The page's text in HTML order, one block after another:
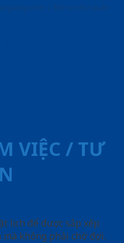
| Đơn vị chủ quản
VIỆC / TƯ
lịch để được sắp xếp
mà không phải chờ đợi.